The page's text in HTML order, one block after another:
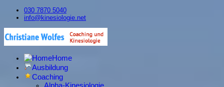
030 7870 5040
info@kinesiologie.net
Home
Ausbildung
Coaching
Alpha-Kinesiologie